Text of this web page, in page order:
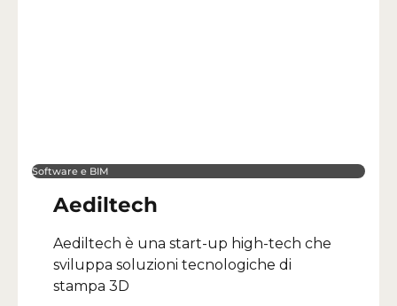
Software e BIM
Aediltech
Aediltech è una start-up high-tech che
sviluppa soluzioni tecnologiche di
stampa 3D